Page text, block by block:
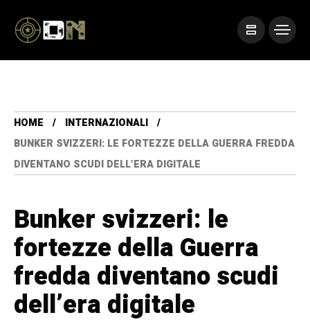
HOME
INTERNAZIONALI
BUNKER SVIZZERI: LE FORTEZZE DELLA GUERRA FREDDA
DIVENTANO SCUDI DELL’ERA DIGITALE
Bunker svizzeri: le
fortezze della Guerra
fredda diventano scudi
dell’era digitale